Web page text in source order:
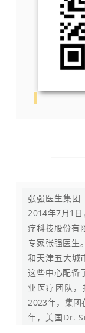
张强医生集
2014年7月1
疗科技股份有
专家张强医生
和天津五大城
这些中心配备
业医疗团队，
2023年，集团
年，美国Dr.